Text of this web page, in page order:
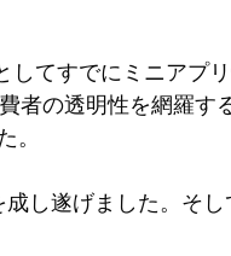
してすでにミニアプ
者の透明性を網羅す
し遂げました。そ